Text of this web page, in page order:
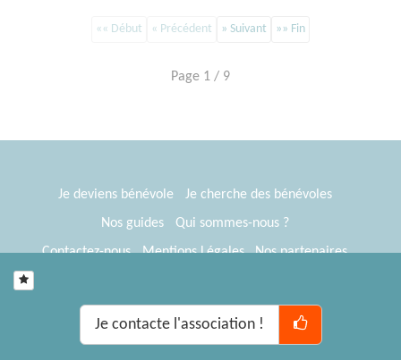
«« Début « Précédent » Suivant »» Fin
Page 1 / 9
Je contacte l'association !
Je deviens bénévole
Je cherche des bénévoles
Nos guides
Qui sommes-nous ?
Contactez-nous
Mentions Légales
Nos partenaires
® Tous Bénévoles 2012-2026
Webkast